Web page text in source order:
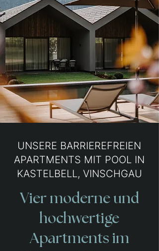
UNSERE BARRIEREFREIEN
APARTMENTS MIT POOL IN
KASTELBELL, VINSCHGAU
Vier moderne und
hochwertige
Apartments im